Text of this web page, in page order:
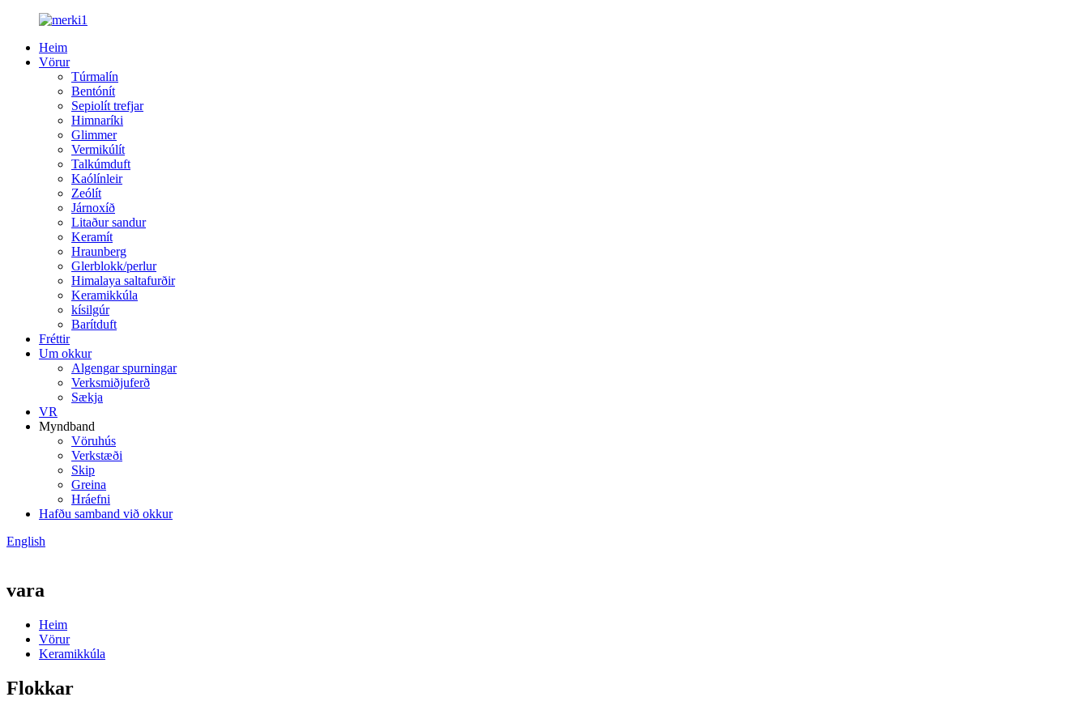
Heim
Vörur
Túrmalín
Bentónít
Sepiolít trefjar
Himnaríki
Glimmer
Vermikúlít
Talkúmduft
Kaólínleir
Zeólít
Járnoxíð
Litaður sandur
Keramít
Hraunberg
Glerblokk/perlur
Himalaya saltafurðir
Keramikkúla
kísilgúr
Barítduft
Fréttir
Um okkur
Algengar spurningar
Verksmiðjuferð
Sækja
VR
Myndband
Vöruhús
Verkstæði
Skip
Greina
Hráefni
Hafðu samband við okkur
English
vara
Heim
Vörur
Keramikkúla
Flokkar